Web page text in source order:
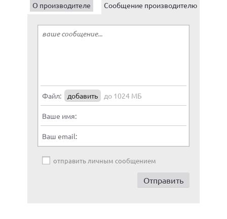
О производителе
Сообщение производителю
Файл: добавить до 1024 МБ
Ваше имя:
Ваш email:
отправить личным сообщением